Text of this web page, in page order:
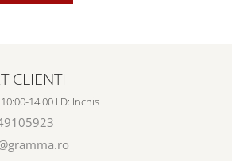
CLIENTI
14:00 I D: Inchis